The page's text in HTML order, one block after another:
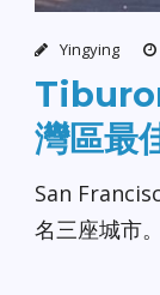
Yingying
灣區最
San
名三座城市